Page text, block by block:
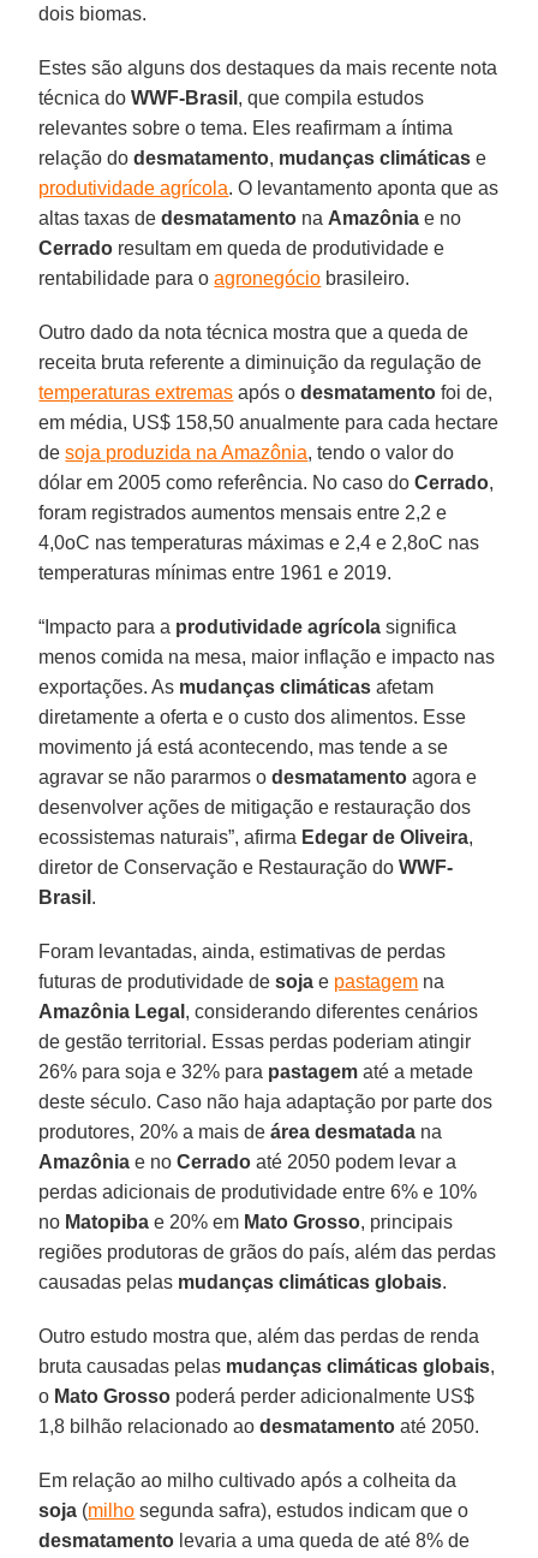
dois biomas.
Estes são alguns dos destaques da mais recente nota
técnica doWWF-Brasil , que compila estudos
relevantes sobre o tema. Eles reafirmam a íntima
relação dodesmatamento, mudanças climáticas e
produtividade agrícola. O levantamento aponta que as
altas taxas dedesmatamento na Amazônia e no
Cerrado resultam em queda de produtividade e
rentabilidade para oagronegócio brasileiro.
Outro dado da nota técnica mostra que a queda de
receita bruta referente a diminuição da regulação de
temperaturas extremas após odesmatamento foi de,
em média, US$ 158,50 anualmente para cada hectare
desoja produzida na Amazônia, tendo o valor do
dólar em 2005 como referência. No caso doCerrado,
foram registrados aumentos mensais entre 2,2 e
4,0oC nas temperaturas máximas e 2,4 e 2,8oC nas
temperaturas mínimas entre 1961 e 2019.
“Impacto para a produtividade agrícola significa
menos comida na mesa, maior inflação e impacto nas
exportações. As mudanças climáticas afetam
diretamente a oferta e o custo dos alimentos. Esse
movimento já está acontecendo, mas tende a se
agravar se não pararmos odesmatamento agora e
desenvolver ações de mitigação e restauração dos
ecossistemas naturais”, afirma Edegar de Oliveira,
diretor de Conservação e Restauração doWWF-
Brasil .
Foram levantadas, ainda, estimativas de perdas
futuras de produtividade desoja e pastagem na
Amazônia Legal , considerando diferentes cenários
de gestão territorial. Essas perdas poderiam atingir
26% para soja e 32% para pastagem até a metade
deste século. Caso não haja adaptação por parte dos
produtores, 20% a mais deárea desmatada na
Amazônia e noCerrado até 2050 podem levar a
perdas adicionais de produtividade entre 6% e 10%
no Matopiba e 20% em Mato Grosso, principais
regiões produtoras de grãos do país, além das perdas
causadas pelas mudanças climáticas globais.
Outro estudo mostra que, além das perdas de renda
bruta causadas pelas mudanças climáticas globais,
o Mato Grosso poderá perder adicionalmente US$
1,8 bilhão relacionado aodesmatamento até 2050.
Em relação ao milho cultivado após a colheita da
soja (milho segunda safra), estudos indicam que o
desmatamento levaria a uma queda de até 8% de